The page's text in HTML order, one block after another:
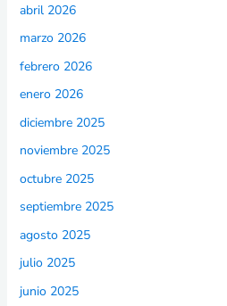
abril 2026
marzo 2026
febrero 2026
enero 2026
diciembre 2025
noviembre 2025
octubre 2025
septiembre 2025
agosto 2025
julio 2025
junio 2025